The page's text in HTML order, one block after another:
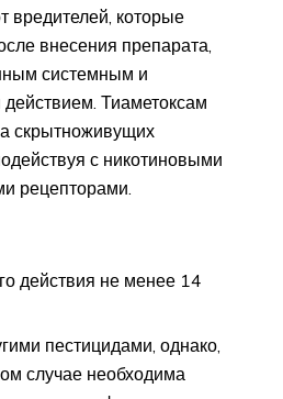
вредителей, которые
внесения препарата,
системным и
Тиаметоксам
скрытноживущих
с никотиновыми
рецепторами.
действия не менее 14
пестицидами, однако,
случае необходима